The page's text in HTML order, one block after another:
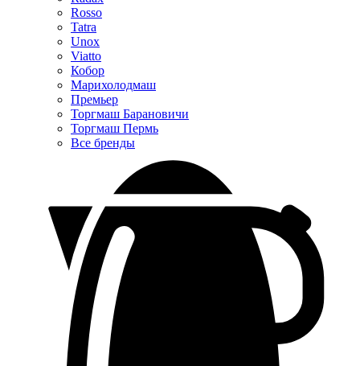
Rosso
Tatra
Unox
Viatto
Кобор
Марихолодмаш
Премьер
Торгмаш Барановичи
Торгмаш Пермь
Все бренды